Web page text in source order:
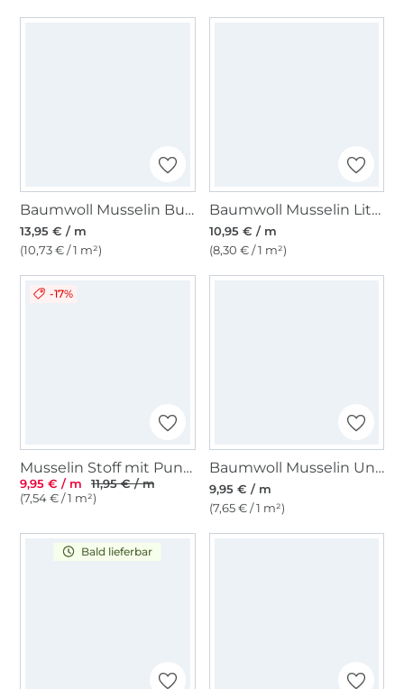
Baumwoll Musselin Butterfly Dream, wollweiß
13,95 € / m
(10,73 € / 1 m²)
Baumwoll Musselin Little Dots, altgrün
10,95 € / m
(8,30 € / 1 m²)
-17%
Musselin Stoff mit Punkten, schwarz
9,95 € / m
11,95 € / m
(7,54 € / 1 m²)
Baumwoll Musselin Uni, stahlblau
9,95 € / m
(7,65 € / 1 m²)
Bald lieferbar